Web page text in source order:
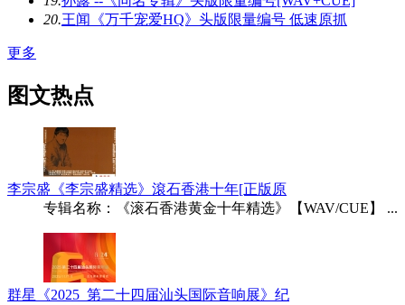
20.王闻《万千宠爱HQ》头版限量编号 低速原抓
更多
图文热点
李宗盛《李宗盛精选》滾石香港十年[正版原
专辑名称：《滚石香港黄金十年精选》【WAV/CUE】 ...
群星《2025_第二十四届汕头国际音响展》纪